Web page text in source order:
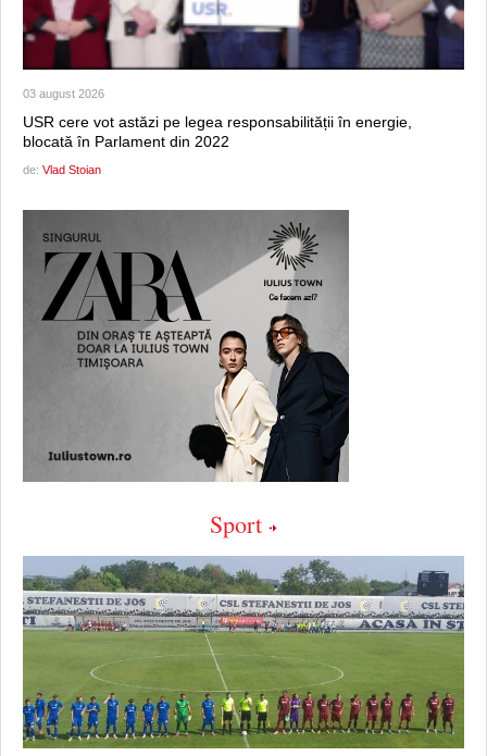
03 august 2026
USR cere vot astăzi pe legea responsabilității în energie,
blocată în Parlament din 2022
de: Vlad Stoian
Sport